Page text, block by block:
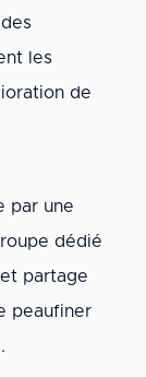
les
de
par une
dédié
partage
peaufiner